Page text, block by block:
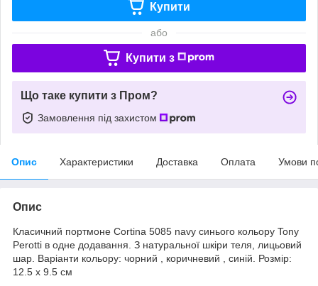
Купити
або
Купити з
Що таке купити з Пром?
Замовлення під захистом
Опис Характеристики Доставка Оплата Умови
Опис
Класичний портмоне Cortina 5085 navy синього кольору Tony
Perotti в одне додавання. З натуральної шкіри теля, лицьовий
шар. Варіанти кольору: чорний , коричневий , синій. Розмір:
12.5 х 9.5 см